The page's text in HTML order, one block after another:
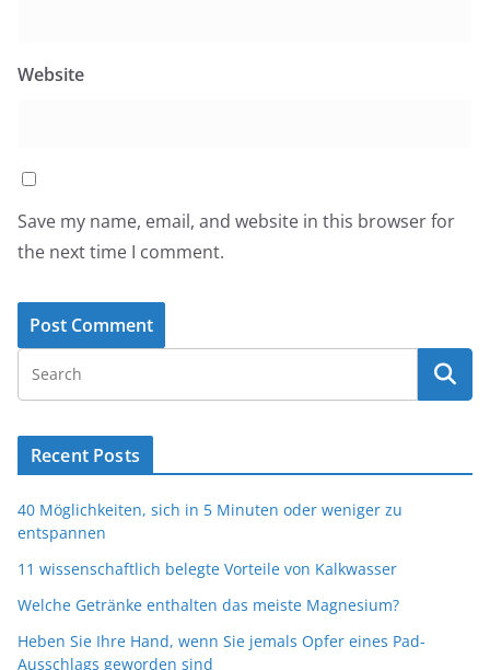
Website
Save my name, email, and website in this browser for
the next time I comment.
Recent Posts
40 Möglichkeiten, sich in 5 Minuten oder weniger zu
entspannen
11 wissenschaftlich belegte Vorteile von Kalkwasser
Welche Getränke enthalten das meiste Magnesium?
Heben Sie Ihre Hand, wenn Sie jemals Opfer eines Pad-
Ausschlags geworden sind